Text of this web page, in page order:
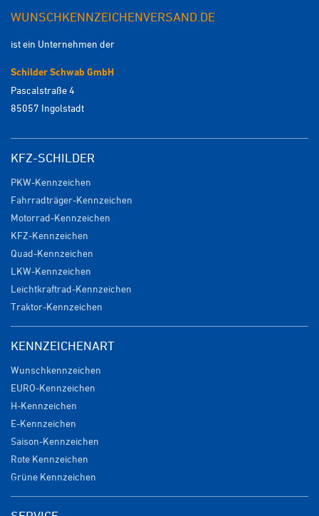
WUNSCHKENNZEICHENVERSAND.DE
ist ein Unternehmen der
Schilder Schwab GmbH
Pascalstraße 4
85057 Ingolstadt
KFZ-SCHILDER
PKW-Kennzeichen
Fahrradträger-Kennzeichen
Motorrad-Kennzeichen
KFZ-Kennzeichen
Quad-Kennzeichen
LKW-Kennzeichen
Leichtkraftrad-Kennzeichen
Traktor-Kennzeichen
KENNZEICHENART
Wunschkennzeichen
EURO-Kennzeichen
H-Kennzeichen
E-Kennzeichen
Saison-Kennzeichen
Rote Kennzeichen
Grüne Kennzeichen